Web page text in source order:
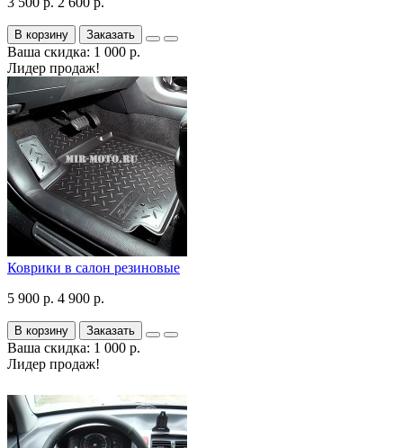
В корзину Заказать
Ваша скидка: 1 000 р.
Лидер продаж!
Коврики в салон резиновые
5 900 р. 4 900 р.
В корзину Заказать
Ваша скидка: 1 000 р.
Лидер продаж!